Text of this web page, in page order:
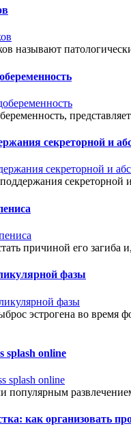
называют
секреторной и
секреторной
причиной его загиба
фазы
эстрогена во время
splash online
популярным
как организовать